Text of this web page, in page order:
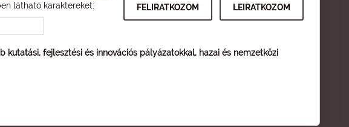
látható karaktereket:
fejlesztési és innovációs pályázatokkal, hazai és nemzetközi